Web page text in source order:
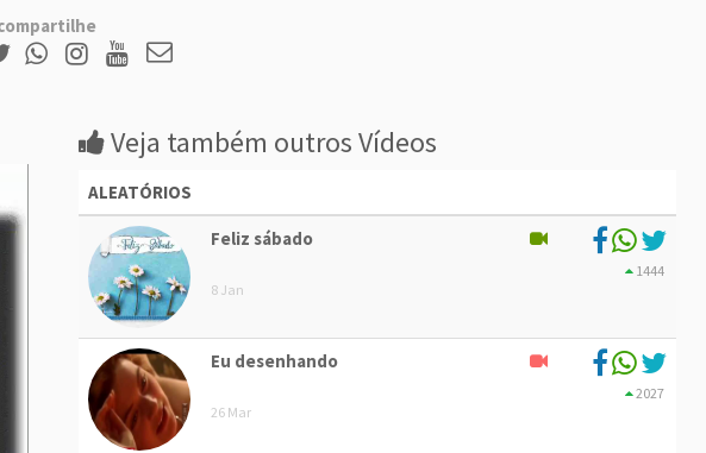
Veja também outros Vídeos
ALEATÓRIOS
Feliz sábado
8 Jan
1444
Eu desenhando
26 Mar
2027